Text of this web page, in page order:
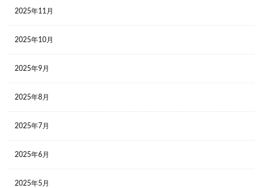
2025年11月
2025年10月
2025年9月
2025年8月
2025年7月
2025年6月
2025年5月